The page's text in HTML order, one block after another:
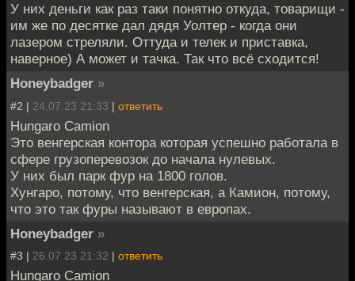
У них деньги как раз таки понятно откуда, товарищи -
им же по десятке дал дядя Уолтер - когда они
лазером стреляли. Оттуда и телек и приставка,
наверное) А может и тачка. Так что всё сходится!
Honeybadger »
#2 | 24.07.23 21:33 | ответить
Hungaro Camion
Это венгерская контора которая успешно работала в
сфере грузоперевозок до начала нулевых.
У них был парк фур на 1800 голов.
Хунгаро, потому, что венгерская, а Камион, потому,
что это так фуры называют в европах.
Honeybadger »
#3 | 26.07.23 21:32 | ответить
Hungaro Camion